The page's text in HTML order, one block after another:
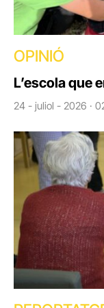
OPINIÓ
L’escola que
24 - juliol - 2026 ·